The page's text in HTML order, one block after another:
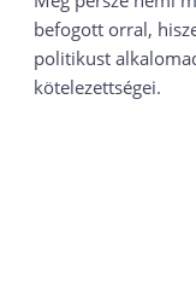
befogott orral,
politikust
kötelezettségei.